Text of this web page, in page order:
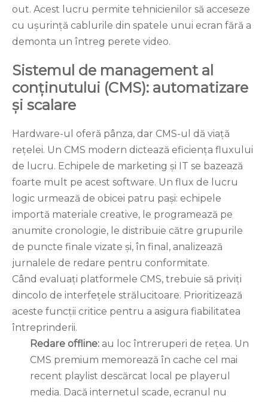
out. Acest lucru permite tehnicienilor să acceseze
cu ușurință cablurile din spatele unui ecran fără a
demonta un întreg perete video.
Sistemul de management al
conținutului (CMS): automatizare
și scalare
Hardware-ul oferă pânza, dar CMS-ul dă viață
rețelei. Un CMS modern dictează eficiența fluxului
de lucru. Echipele de marketing și IT se bazează
foarte mult pe acest software. Un flux de lucru
logic urmează de obicei patru pași: echipele
importă materiale creative, le programează pe
anumite cronologie, le distribuie către grupurile
de puncte finale vizate și, în final, analizează
jurnalele de redare pentru conformitate.
Când evaluați platformele CMS, trebuie să priviți
dincolo de interfețele strălucitoare. Prioritizează
aceste funcții critice pentru a asigura fiabilitatea
întreprinderii.
Redare offline: au loc întreruperi de rețea. Un
CMS premium memorează în cache cel mai
recent playlist descărcat local pe playerul
media. Dacă internetul scade, ecranul nu